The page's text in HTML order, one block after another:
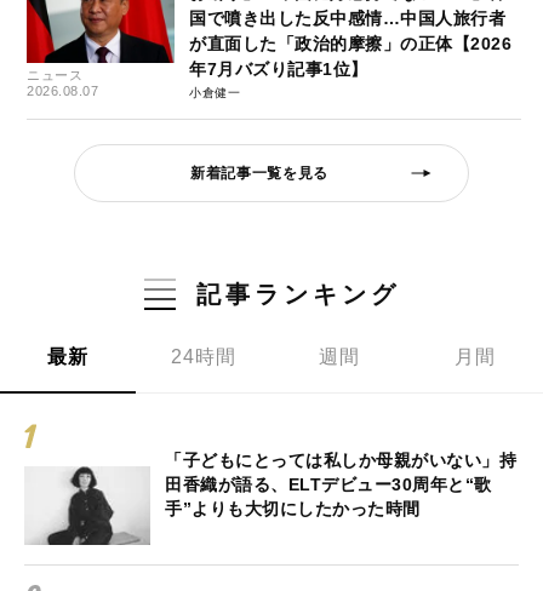
ニュース
2026.08.07
国で噴き出した反中感情…中国人旅行者
が直面した「政治的摩擦」の正体【2026
年7月バズり記事1位】
小倉健一
新着記事一覧を見る
記事ランキング
最新 24時間 週間 月間
「子どもにとっては私しか母親がいない」持
田香織が語る、ELTデビュー30周年と“歌
手”よりも大切にしたかった時間